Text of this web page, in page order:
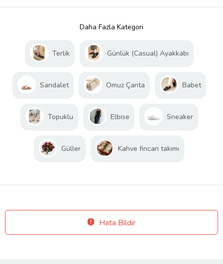
Daha Fazla Kategori
Terlik Günlük (Casual) Ayakkabı
Sandalet Omuz Çanta Babet
Topuklu Elbise Sneaker
Güller Kahve fincan takımı
Hata Bildir